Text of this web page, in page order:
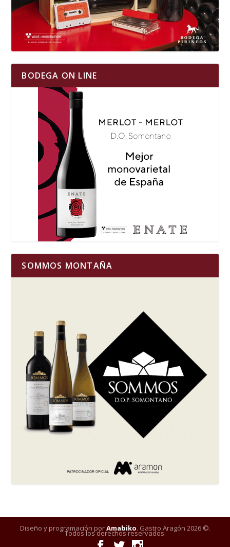
BODEGA ON LINE
SOMMOS MONTAÑA
Diseño y programación porAmabiko. Gastro Aragón 2026 ©.
Todos los derechos reservados.